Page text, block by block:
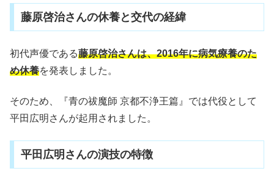
藤原啓治さんの休養と交代の経緯
初代声優である藤原啓治さんは、2016年に病気療養のた
め休養を発表しました。
そのため、『青の祓魔師 京都不浄王篇』では代役として
平田広明さんが起用されました。
平田広明さんの演技の特徴